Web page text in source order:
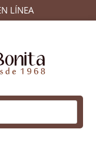
LÍNEA